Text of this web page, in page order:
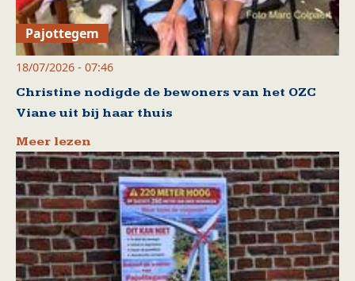
Pajottegem
18/07/2026 - 07:46
Christine nodigde de bewoners van het OZC
Viane uit bij haar thuis
Meer lezen